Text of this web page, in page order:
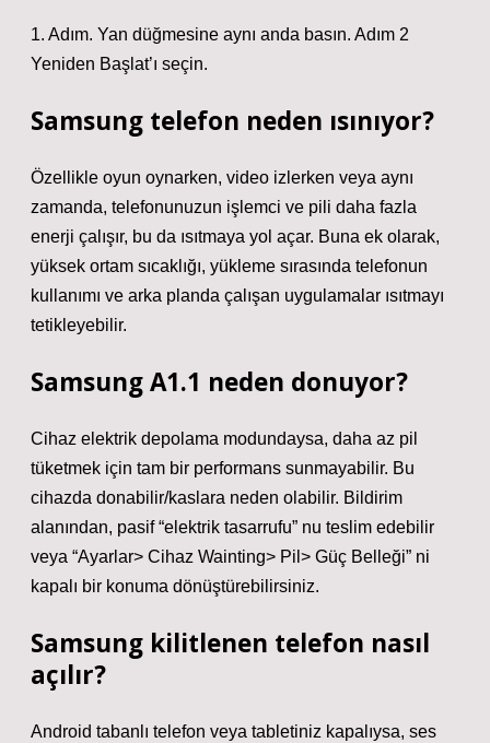
1. Adım. Yan düğmesine aynı anda basın. Adım 2
Yeniden Başlat’ı seçin.
Samsung telefon neden ısınıyor?
Özellikle oyun oynarken, video izlerken veya aynı
zamanda, telefonunuzun işlemci ve pili daha fazla
enerji çalışır, bu da ısıtmaya yol açar. Buna ek olarak,
yüksek ortam sıcaklığı, yükleme sırasında telefonun
kullanımı ve arka planda çalışan uygulamalar ısıtmayı
tetikleyebilir.
Samsung A1.1 neden donuyor?
Cihaz elektrik depolama modundaysa, daha az pil
tüketmek için tam bir performans sunmayabilir. Bu
cihazda donabilir/kaslara neden olabilir. Bildirim
alanından, pasif “elektrik tasarrufu” nu teslim edebilir
veya “Ayarlar> Cihaz Wainting> Pil> Güç Belleği” ni
kapalı bir konuma dönüştürebilirsiniz.
Samsung kilitlenen telefon nasıl
açılır?
Android tabanlı telefon veya tabletiniz kapalıysa, ses